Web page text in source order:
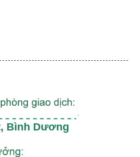
Bình Dương